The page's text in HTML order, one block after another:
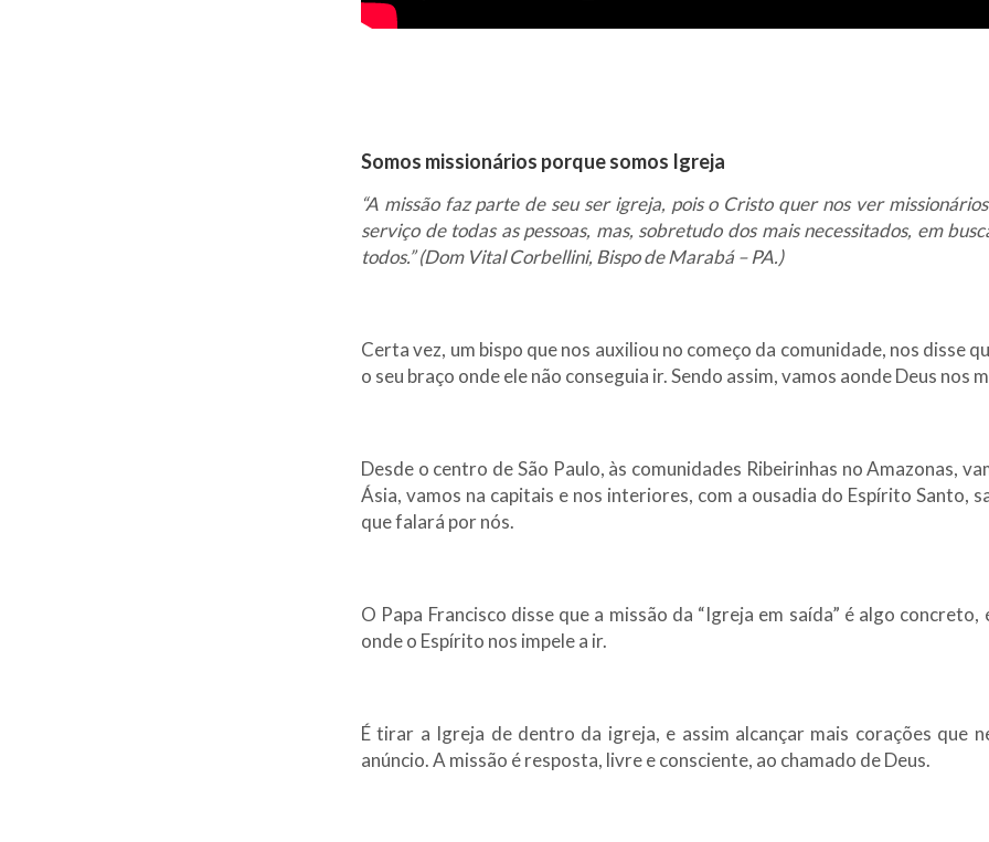
Somos missionários porque somos Igreja
“A missão faz parte de seu ser igreja, pois o Cristo quer nos ver
serviço de todas as pessoas, mas, sobretudo dos mais necessitados, em
todos.” (Dom Vital Corbellini, Bispo de Marabá – PA.)
Certa vez, um bispo que nos auxiliou no começo da comunidade, nos disse
o seu braço onde ele não conseguia ir. Sendo assim, vamos aonde Deus nos
Desde o centro de São Paulo, às comunidades Ribeirinhas no Amazonas,
Ásia, vamos na capitais e nos interiores, com a ousadia do Espírito Santo,
que falará por nós.
O Papa Francisco disse que a missão da “Igreja em saída” é algo concreto,
onde o Espírito nos impele a ir.
É tirar a Igreja de dentro da igreja, e assim alcançar mais corações que
anúncio. A missão é resposta, livre e consciente, ao chamado de Deus.